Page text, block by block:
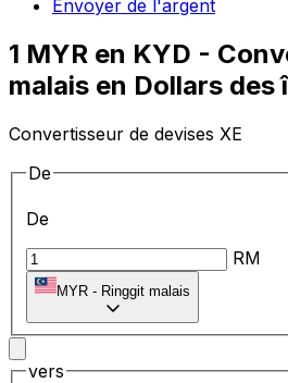
Envoyer de l'argent
1 MYR en KYD -
malais en Dollars des
Convertisseur de devises XE
De
De
RM
MYR - Ringgit malais
vers